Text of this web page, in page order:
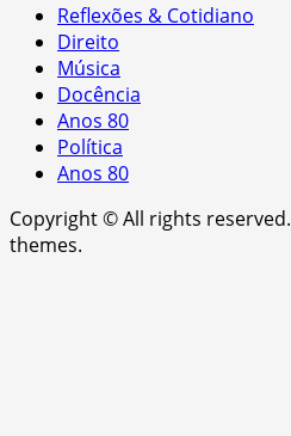
Reflexões & Cotidiano
Direito
Música
Docência
Anos 80
Política
Anos 80
Copyright © All rights reserved.
themes.